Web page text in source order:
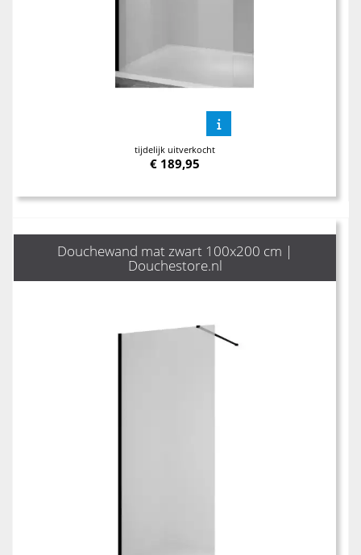
tijdelijk uitverkocht
€ 189,95
Douchewand mat zwart 100x200 cm |
Douchestore.nl